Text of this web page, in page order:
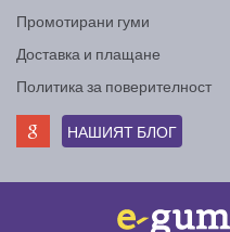
Промотирани гуми
Доставка и плащане
Политика за поверителност
НАШИЯТ БЛОГ